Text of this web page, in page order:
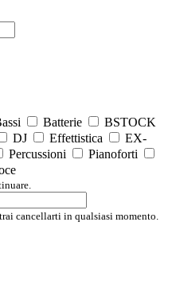
Batterie
BSTOCK
DJ Effettistica
EX-
Percussioni
Pianoforti
cancellarti in qualsiasi momento.